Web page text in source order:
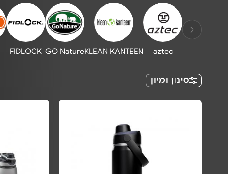
aztec
KLEAN KANTEEN
GO Nature
FIDLOCK
סינון ומיון